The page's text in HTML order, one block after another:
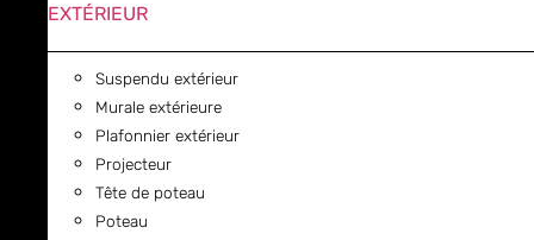
EXTÉRIEUR
Suspendu extérieur
Murale extérieure
Plafonnier extérieur
Projecteur
Tête de poteau
Poteau